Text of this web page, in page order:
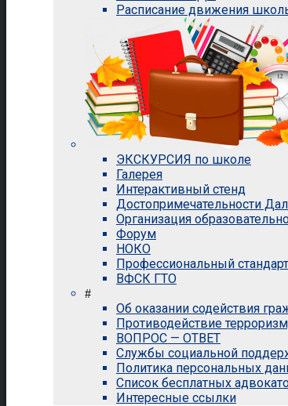
Расписание движения
ЭКСКУРСИЯ по школе
Галерея
Интерактивный стенд
Достопримечательности
Организация
Форум
НОКО
Профессиональный стандарт
ВФСК ГТО
#
Об оказании содействия
Противодействие
ВОПРОС — ОТВЕТ
Службы социальной
Политика персональных
Список бесплатных
Интересные ссылки